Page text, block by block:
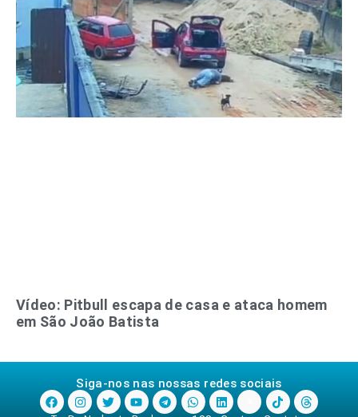
Vídeo: Pitbull escapa de casa e ataca homem
em São João Batista
Siga-nos nas nossas redes sociais